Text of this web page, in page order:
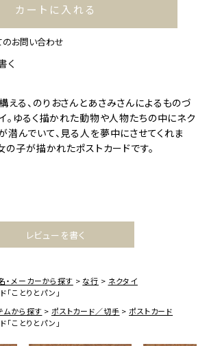
カートに入れる
のお問い合わせ
く
える、のりおさんとあさみさんによるものづ
イ。ゆるく描かれた動物や人物たちの中にネク
潜んでいて、見る人を夢中にさせてくれま
の子が描かれたポストカードです。
レビューを書く
・メーカーから探す な行
ネクタイ
「ことりとパン」
ムから探す ポストカード／切手
ポストカード
「ことりとパン」